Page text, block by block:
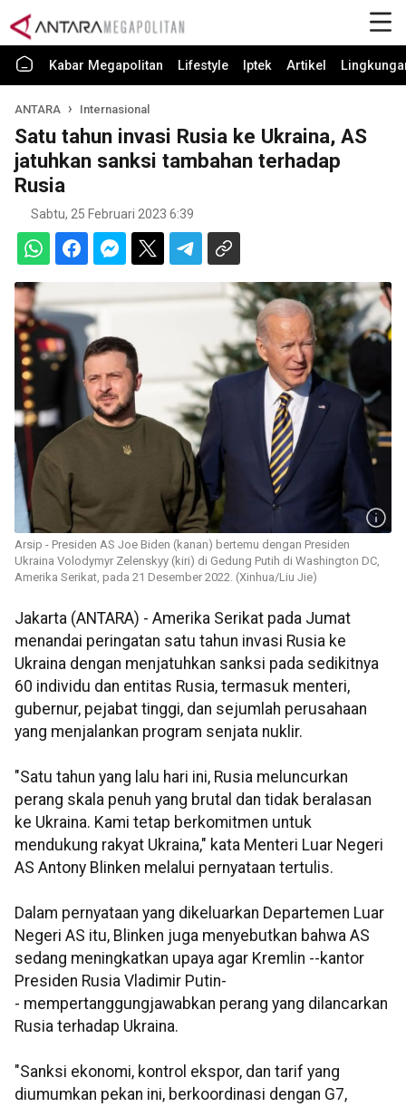
Kabar Megapolitan Lifestyle Iptek Artikel
ANTARA Internasional
Satu tahun invasi Rusia ke Ukraina, AS
jatuhkan sanksi tambahan terhadap
Rusia
Sabtu, 25 Februari 2023 6:39
Arsip - Presiden AS Joe Biden (kanan) bertemu dengan Presiden
Ukraina Volodymyr Zelenskyy (kiri) di Gedung Putih di Washington DC,
Amerika Serikat, pada 21 Desember 2022. (Xinhua/Liu Jie)
Jakarta (ANTARA) - Amerika Serikat pada Jumat
menandai peringatan satu tahun invasi Rusia ke
Ukraina dengan menjatuhkan sanksi pada sedikitnya
60 individu dan entitas Rusia, termasuk menteri,
gubernur, pejabat tinggi, dan sejumlah perusahaan
yang menjalankan program senjata nuklir.
"Satu tahun yang lalu hari ini, Rusia meluncurkan
perang skala penuh yang brutal dan tidak beralasan
ke Ukraina. Kami tetap berkomitmen untuk
mendukung rakyat Ukraina," kata Menteri Luar Negeri
AS Antony Blinken melalui pernyataan tertulis.
Dalam pernyataan yang dikeluarkan Departemen Luar
Negeri AS itu, Blinken juga menyebutkan bahwa AS
sedang meningkatkan upaya agar Kremlin --kantor
Presiden Rusia Vladimir Putin-
- mempertanggungjawabkan perang yang dilancarkan
Rusia terhadap Ukraina.
"Sanksi ekonomi, kontrol ekspor, dan tarif yang
diumumkan pekan ini, berkoordinasi dengan G7,